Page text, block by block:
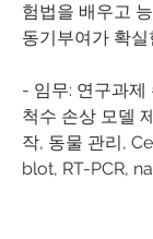
험법을 배우고
동기부여가 확
- 임무: 연구과제
척수 손상 모델
작, 동물 관리,
blot, RT-PCR,